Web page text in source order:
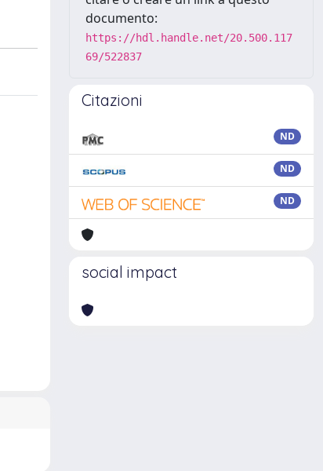
documento:
https://hdl.handle.net/20.500.117
69/522837
Citazioni
ND
ND
ND
social impact